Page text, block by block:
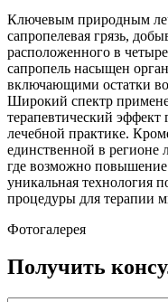
Ключевым природным
сапропелевая грязь,
расположенного в
сапропель насыщен
включающими остатки
Широкий спектр
терапевтический эффект
лечебной практике.
единственной в регионе
где возможно повышение
уникальная технология
процедуры для терапии
Фотогалерея
Получить